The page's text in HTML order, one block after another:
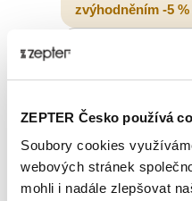
ZEPTER Česko používá
Soubory cookies
webových stránek
mohli i nadále zlepšovat
zvýhodněním -5 %